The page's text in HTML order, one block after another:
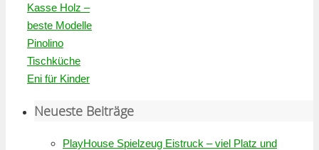
Kasse Holz –
beste Modelle
Pinolino
Tischküche
Eni für Kinder
Neueste Beiträge
PlayHouse Spielzeug Eistruck – viel Platz und